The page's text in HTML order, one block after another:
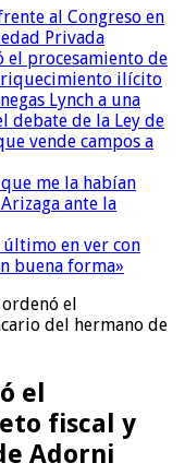
al Congreso en
Privada
el procesamiento de
ilícito
Lynch a una
debate de la Ley de
vende campos a
me la habían
ante la
en ver con
buena forma»
el
del hermano de
el
fiscal y
Adorni